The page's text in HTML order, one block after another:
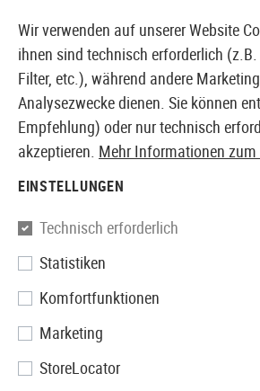
EUROPÄISCHER AIRSOFT SHOP &
Glock
Magazine for Glock
Metal Version 22rds
Wir verwenden auf unserer Website
ihnen sind technisch erforderlich
Filter, etc.), während andere
Analysezwecke dienen. Sie können
Empfehlung) oder nur technisch
akzeptieren. Mehr Informationen
EINSTELLUNGEN
Technisch erforderlich
Statistiken
Komfortfunktionen
Marketing
StoreLocator